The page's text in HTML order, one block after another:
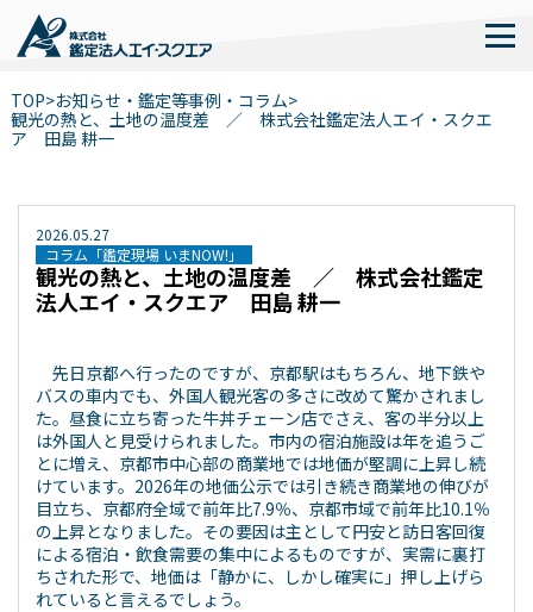
TOP>お知らせ・鑑定等事例・コラム>
観光の熱と、土地の温度差 ／ 株式会社鑑定法人エイ・スクエ
ア 田島 耕一
2026.05.27
コラム「鑑定現場 いまNOW!」
観光の熱と、土地の温度差 ／ 株式会社鑑定
法人エイ・スクエア 田島 耕一
先日京都へ行ったのですが、京都駅はもちろん、地下鉄や
バスの車内でも、外国人観光客の多さに改めて驚かされまし
た。昼食に立ち寄った牛丼チェーン店でさえ、客の半分以上
は外国人と見受けられました。市内の宿泊施設は年を追うご
とに増え、京都市中心部の商業地では地価が堅調に上昇し続
けています。2026年の地価公示では引き続き商業地の伸びが
目立ち、京都府全域で前年比7.9％、京都市域で前年比10.1％
の上昇となりました。その要因は主として円安と訪日客回復
による宿泊・飲食需要の集中によるものですが、実需に裏打
ちされた形で、地価は「静かに、しかし確実に」押し上げら
れていると言えるでしょう。